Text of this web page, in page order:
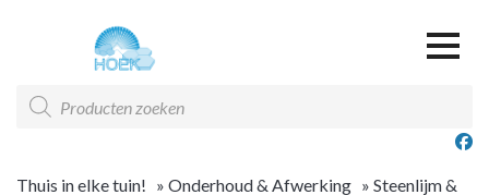
Producten
zoeken
Offerte & Contact
Offerte overzicht
Thuis in elke tuin! » Onderhoud & Afwerking » Steenlijm &